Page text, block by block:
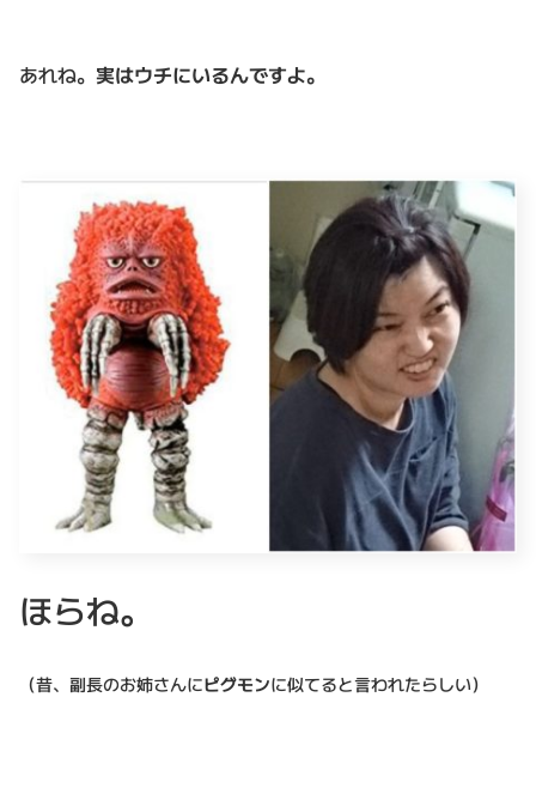
あれね。 実はウチにいるんですよ。
ほらね。
（昔、副長のお姉さんにピグモンに似てると言われたらしい）